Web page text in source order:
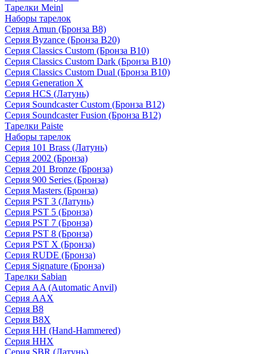
Тарелки Meinl
Наборы тарелок
Серия Amun (Бронза B8)
Серия Byzance (Бронза B20)
Серия Classics Custom (Бронза B10)
Серия Classics Custom Dark (Бронза B10)
Серия Classics Custom Dual (Бронза B10)
Серия Generation X
Серия HCS (Латунь)
Серия Soundcaster Custom (Бронза B12)
Серия Soundcaster Fusion (Бронза B12)
Тарелки Paiste
Наборы тарелок
Серия 101 Brass (Латунь)
Серия 2002 (Бронза)
Серия 201 Bronze (Бронза)
Серия 900 Series (Бронза)
Серия Masters (Бронза)
Серия PST 3 (Латунь)
Серия PST 5 (Бронза)
Серия PST 7 (Бронза)
Серия PST 8 (Бронза)
Серия PST X (Бронза)
Серия RUDE (Бронза)
Серия Signature (Бронза)
Тарелки Sabian
Серия AA (Automatic Anvil)
Серия AAX
Серия B8
Серия B8X
Серия HH (Hand-Hammered)
Серия HHX
Серия SBR (Латунь)